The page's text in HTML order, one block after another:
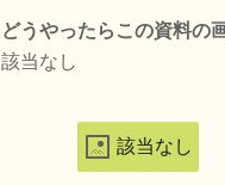
どうやったらこの資料の
該当なし
該当なし